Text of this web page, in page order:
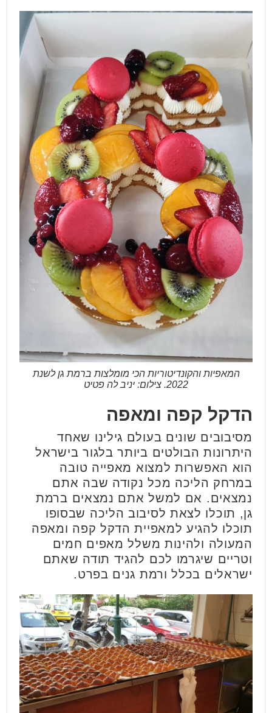
המאפיות והקונדיטוריות הכי מומלצות ברמת גן לשנת
2022. צילום: יניב לה פטיט
הדקל קפה ומאפה
מסיבובים שונים בעולם גילינו שאחד
היתרונות הבולטים ביותר בלגור בישראל
הוא האפשרות למצוא מאפייה טובה
במרחק הליכה מכל נקודה שבה אתם
נמצאים. אם למשל אתם נמצאים ברמת
גן, תוכלו לצאת לסיבוב הליכה שבסופו
תוכלו להגיע למאפיית הדקל קפה ומאפה
המעולה ולהינות משלל מאפים חמים
וטריים שיגרמו לכם להגיד תודה שאתם
ישראלים בכלל ורמת גנים בפרט.